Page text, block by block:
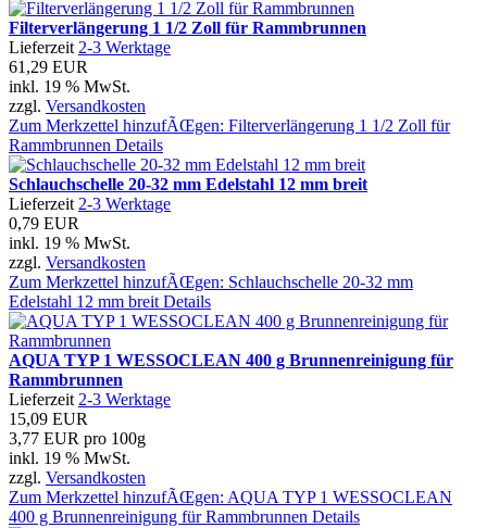
Filterverlängerung 1 1/2 Zoll für Rammbrunnen
Lieferzeit2-3 Werktage
61,29 EUR
inkl. 19 % MwSt.
zzgl. Versandkosten
Zum Merkzettel hinzufÃŒgen: Filterverlängerung 1 1/2 Zoll für
Rammbrunnen Details
Schlauchschelle 20-32 mm Edelstahl 12 mm breit
Lieferzeit2-3 Werktage
0,79 EUR
inkl. 19 % MwSt.
zzgl. Versandkosten
Zum Merkzettel hinzufÃŒgen: Schlauchschelle 20-32 mm
Edelstahl 12 mm breit Details
AQUA TYP 1 WESSOCLEAN 400 g Brunnenreinigung für
Rammbrunnen
Lieferzeit2-3 Werktage
15,09 EUR
3,77 EUR pro 100g
inkl. 19 % MwSt.
zzgl. Versandkosten
Zum Merkzettel hinzufÃŒgen: AQUA TYP 1 WESSOCLEAN
400 g Brunnenreinigung für Rammbrunnen Details